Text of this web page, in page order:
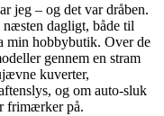
jeg – og det var dråben.
dagligt, både til
min hobbybutik. Over de
gennem en stram
kuverter,
og om auto-sluk
frimærker på.